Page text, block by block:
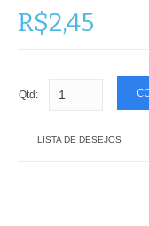
CONTATO
R$2,45
Qtd:
LISTA DE DESEJOS